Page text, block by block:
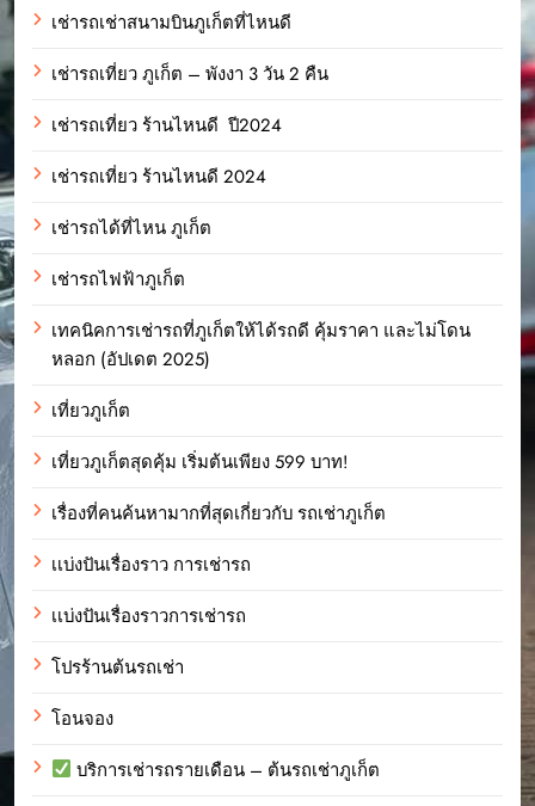
เช่ารถเช่าสนามบินภูเก็ตที่ไหนดี
เช่ารถเที่ยว ภูเก็ต – พังงา 3 วัน 2 คืน
เช่ารถเที่ยว ร้านไหนดี ปี2024
เช่ารถเที่ยว ร้านไหนดี 2024
เช่ารถได้ที่ไหน ภูเก็ต
เช่ารถไฟฟ้าภูเก็ต
เทคนิคการเช่ารถที่ภูเก็ตให้ได้รถดี คุ้มราคา และไม่โดน
หลอก (อัปเดต 2025)
เที่ยวภูเก็ต
เที่ยวภูเก็ตสุดคุ้ม เริ่มต้นเพียง 599 บาท!
เรื่องที่คนค้นหามากที่สุดเกี่ยวกับ รถเช่าภูเก็ต
เเบ่งปันเรื่องราว การเช่ารถ
เเบ่งปันเรื่องราวการเช่ารถ
โปรร้านต้นรถเช่า
โอนจอง
บริการเช่ารถรายเดือน – ต้นรถเช่าภูเก็ต